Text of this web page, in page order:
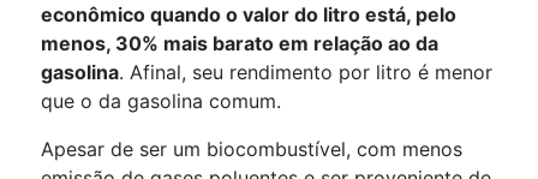
econômico quando o valor do litro está, pelo
menos, 30% mais barato em relação ao da
gasolina. Afinal, seu rendimento por litro é menor
que o da gasolina comum.
Apesar de ser um biocombustível, com menos